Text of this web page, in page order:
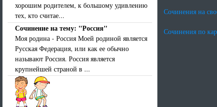
хорошим родителем, к большому удивлению
тех, кто считае...
Сочинение на тему: "Россия"
Моя родина - Россия Моей родиной является
Русская Федерация, или как ее обычно
называют Россия. Россия является
крупнейшей страной в ...
Сочинения на
Сочинения по